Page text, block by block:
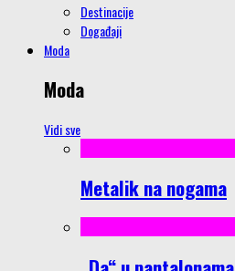
Destinacije
Događaji
Moda
Moda
Vidi sve
Metalik na nogama